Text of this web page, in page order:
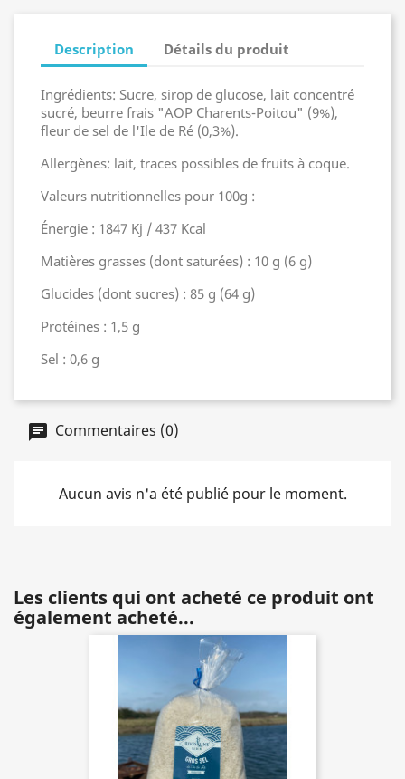
Description Détails du produit
Ingrédients: Sucre, sirop de glucose, lait concentré
sucré, beurre frais "AOP Charents-Poitou" (9%),
fleur de sel de l'Ile de Ré (0,3%).
Allergènes: lait, traces possibles de fruits à coque.
Valeurs nutritionnelles pour 100g :
Énergie : 1847 Kj / 437 Kcal
Matières grasses (dont saturées) : 10 g (6 g)
Glucides (dont sucres) : 85 g (64 g)
Protéines : 1,5 g
Sel : 0,6 g
Commentaires (0)
Aucun avis n'a été publié pour le moment.
Les clients qui ont acheté ce produit ont
également acheté...